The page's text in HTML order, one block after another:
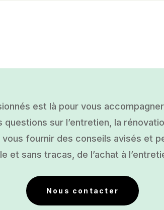
est là pour vous
sur l’entretien, la
vous fournir des conseils avisés et
et sans tracas, de l’achat à
Nous contacter